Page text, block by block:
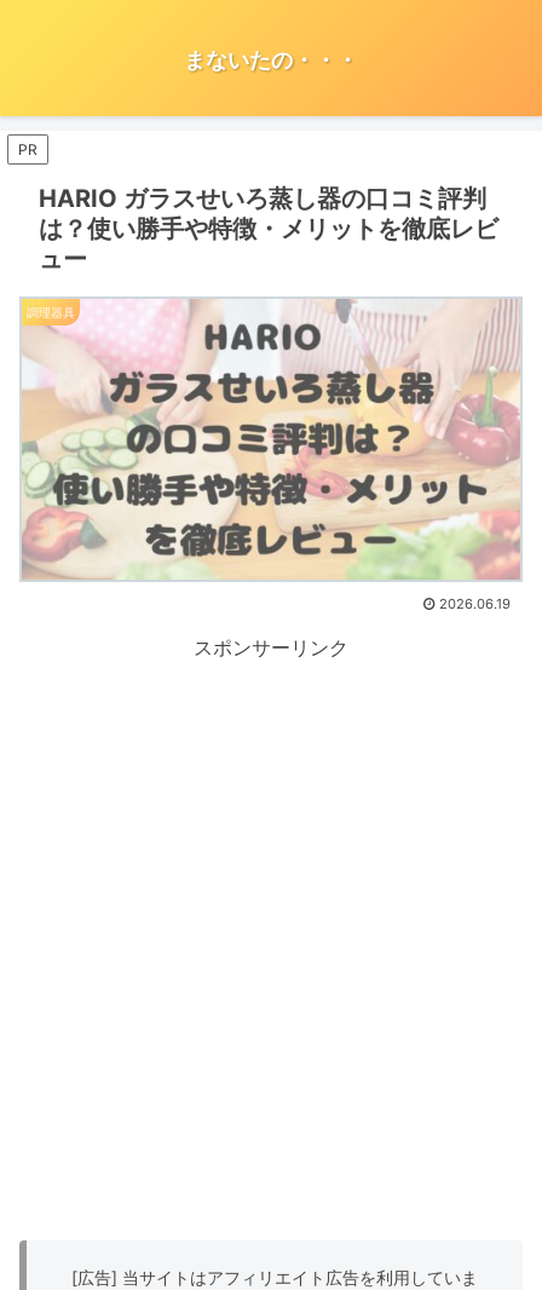
まないたの・・・
PR
HARIO ガラスせいろ蒸し器の口コミ評判
は？使い勝手や特徴・メリットを徹底レビ
ュー
調理器具
2026.06.19
スポンサーリンク
[広告] 当サイトはアフィリエイト広告を利用していま